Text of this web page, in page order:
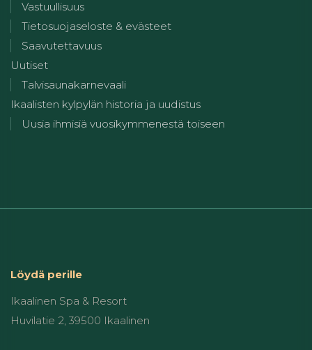
Vastuullisuus
Tietosuojaseloste & evästeet
Saavutettavuus
Uutiset
Talvisaunakarnevaali
Ikaalisten kylpylän historia ja uudistus
Uusia ihmisiä vuosikymmenestä toiseen
Löydä perille
Ikaalinen Spa & Resort
Huvilatie 2, 39500 Ikaalinen